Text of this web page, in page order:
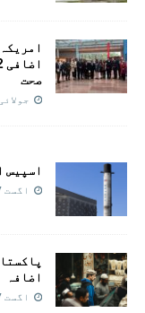
صحت
جولائی 27, 2022
اسپیس
اگست 7, 2026
اضافہ
اگست 7, 2026